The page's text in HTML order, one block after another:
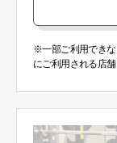
※一部ご利用できな
にご利用される店